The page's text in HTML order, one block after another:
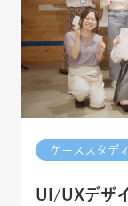
ケーススタディ
UI/UXデザ